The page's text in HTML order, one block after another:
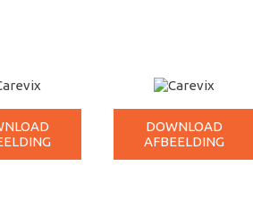
DOWNLOAD
AFBEELDING